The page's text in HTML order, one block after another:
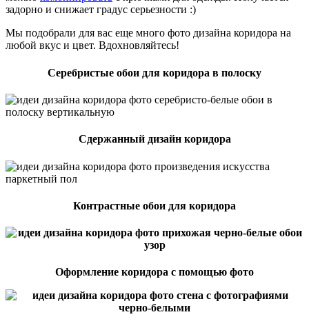
задорно и снижает градус серьезности :)
Мы подобрали для вас еще много фото дизайна коридора на
любой вкус и цвет. Вдохновляйтесь!
Серебристые обои для коридора в полоску
Сдержанный дизайн коридора
Контрастные обои для коридора
Оформление коридора с помощью фото